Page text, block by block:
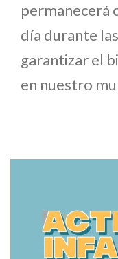
permanecerá
día durante
garantizar el
en nuestro